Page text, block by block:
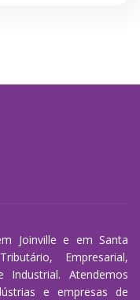
Joinville e em Santa
Empresarial,
Industrial. Atendemos
e empresas de